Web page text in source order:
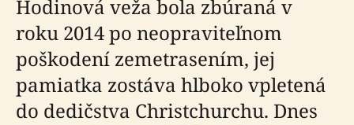
Hodinová veža bola zbúraná v
roku 2014 po neopraviteľnom
poškodení zemetrasením, jej
pamiatka zostáva hlboko vpletená
do dedičstva Christchurchu. Dnes